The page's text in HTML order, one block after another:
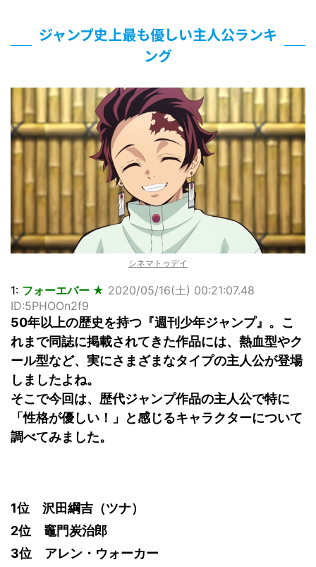
な…
美少女図鑑AWARD2026グランプリ・榎本彩乃、グラビア披
てしまう…
【画像】『プリズマ☆イリヤ』の新グッズ、流石に一線を越
えてしまう
北原ももさんの挑発!!!
【画像】顔100点、体30点の女ｗｗｗ
…背が高い娘
佐藤絢音ちゃん(11)が万バズ！！
「洋画に日本版主題歌は必要か?」論争
超能力が使えるようになったので限界まで極める事にした件
その２
北原ももさんの挑発!!!
えてしまう
敵「ダンクーガは合体するまでが長過ぎてつまらない」←合
体する前から面白いんだよなぁ
まとめチェッカーは閉鎖しました。RSSの解除をお願いしま
す。
【信長の野望・新生】米問屋をどういう時にどこに建てるの
かわからない
NHKにようこそ！を見終えたんだがｗｗｗ
Powered by livedoor 相互RSS
ジャンプ史上最も優しい主人公ランキ
ング
シネマトゥデイ
1: フォーエバー ★ 2020/05/16(土) 00:21:07.48
ID:5PHOOn2f9
50年以上の歴史を持つ『週刊少年ジャンプ』。こ
れまで同誌に掲載されてきた作品には、熱血型やク
ール型など、実にさまざまなタイプの主人公が登場
しましたよね。
そこで今回は、歴代ジャンプ作品の主人公で特に
「性格が優しい！」と感じるキャラクターについて
調べてみました。
1位 沢田綱吉（ツナ）
2位 竈門炭治郎
3位 アレン・ウォーカー